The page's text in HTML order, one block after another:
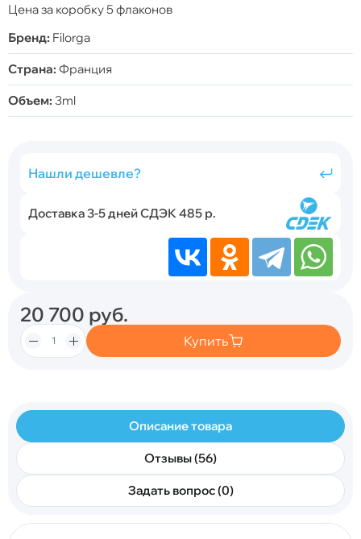
Цена за коробку 5 флаконов
Бренд: Filorga
Страна: Франция
Объем: 3ml
Нашли дешевле?
Доставка 3-5 дней СДЭК 485 р.
20 700 руб.
Купить
Описание товара
Отзывы (56)
Задать вопрос (0)